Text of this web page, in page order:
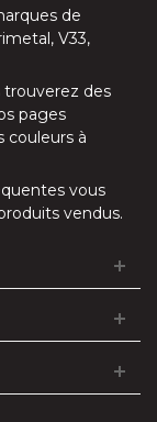
de
, V33,
trouverez des
pages
couleurs à
vous
vendus.